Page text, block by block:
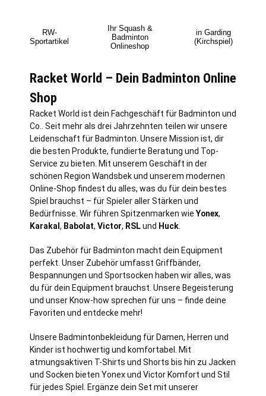
RW-
Sportartikel
Ihr Squash &
Badminton
Onlineshop
in Garding
(Kirchspiel)
Racket World – Dein Badminton Online
Shop
Racket World ist dein Fachgeschäft für Badminton und
Co.. Seit mehr als drei Jahrzehnten teilen wir unsere
Leidenschaft für Badminton. Unsere Mission ist, dir
die besten Produkte, fundierte Beratung und Top-
Service zu bieten. Mit unserem Geschäft in der
schönen Region Wandsbek und unserem modernen
Online-Shop findest du alles, was du für dein bestes
Spiel brauchst – für Spieler aller Stärken und
Bedürfnisse. Wir führen Spitzenmarken wie Yonex,
Karakal , Babolat, Victor, RSLund Huck
Das Zubehör für Badminton macht dein Equipment
perfekt. Unser Zubehör umfasst Griffbänder,
Bespannungen und Sportsocken haben wir alles, was
du für dein Equipment brauchst. Unsere Begeisterung
und unser Know-how sprechen für uns – finde deine
Favoriten und entdecke mehr!
Unsere Badmintonbekleidung für Damen, Herren und
Kinder ist hochwertig und komfortabel. Mit
atmungsaktiven T-Shirts und Shorts bis hin zu Jacken
und Socken bieten Yonex und Victor Komfort und Stil
für jedes Spiel. Ergänze dein Set mit unserer